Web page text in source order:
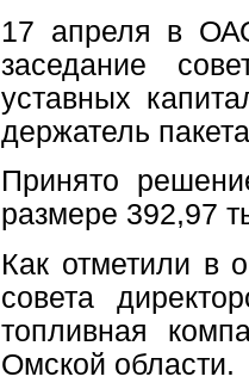
17 апреля в
заседание
уставных
держатель
Принято
размере 392,97
Как отметили в
совета
топливная
Омской области.